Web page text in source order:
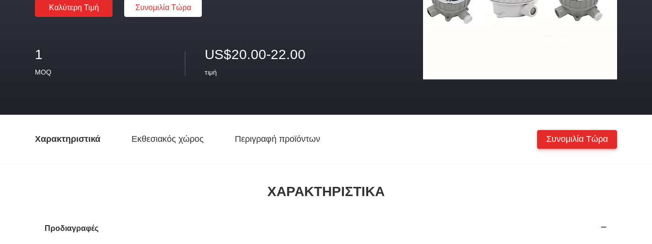
Καλύτερη Τιμή Συνομιλία Τώρα
1
MOQ
US$20.00-22.00
τιμή
Χαρακτηριστικά Εκθεσιακός χώρος Περιγραφή προϊόντων Συνομιλία Τώρα
ΧΑΡΑΚΤΗΡΙΣΤΙΚΆ
Προδιαγραφές